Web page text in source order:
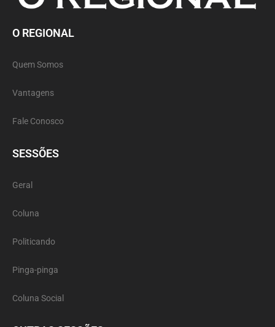
O REGIONAL
Quem Somos
Vantagens
Fale Conosco
SESSÕES
Geral
Coluna
Politicando
Pinga-pinga
Coluna Social